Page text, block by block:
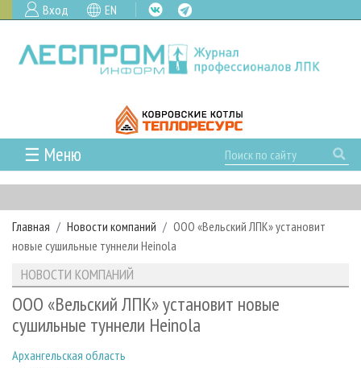
Вход EN
☰ Меню
ГЛАВНАЯ
РУБРИКИ И ТЕМЫ
РУБРИКИ ЖУРНАЛА
ЛЕСНОЕ ХОЗЯЙСТВО
ЛЕСОЗАГОТОВКА
ЛЕСОПИЛЕНИЕ
НОВОСТИ
КАЛЕНДАРЬ СОБЫТИЙ
НОВОСТИ ЛПК
НОВОСТИ ЖУРНАЛА
ПРОЕКТЫ ЛПИ
АНАЛИТИКА
ПРЕДПРИЯТИЯ ЛПК
АРХИВ
АРХИВ ЖУРНАЛОВ
О ЖУРНАЛЕ
ПОДПИСКА
РЕКЛАМОДАТЕЛЯМ
Главная Новости компаний
ООО «Вельский ЛПК» установит
новые сушильные туннели Heinola
НОВОСТИ КОМПАНИЙ
ООО «Вельский ЛПК» установит новые
сушильные туннели Heinola
Архангельская область